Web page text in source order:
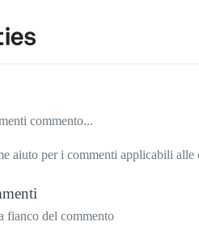
commento...
aiuto per i commenti applicabili alle
fianco del commento